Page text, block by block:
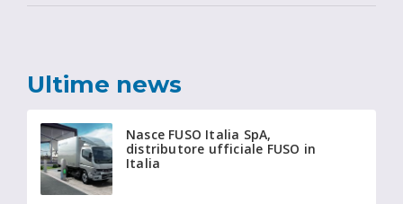
Ultime news
Nasce FUSO Italia SpA,
distributore ufficiale FUSO in
Italia